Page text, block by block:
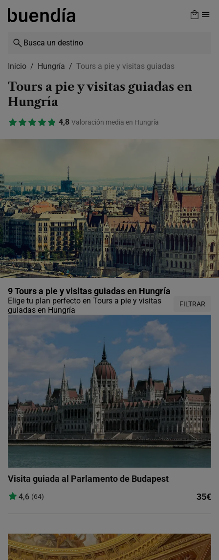
Skip
content
Inicio Hungría Tours a pie y visitas guiadas
Tours a pie y visitas guiadas en
Hungría
4,8 Valoración media en Hungría
9 Tours a pie y visitas guiadas en Hungría
Elige tu plan perfecto en Tours a pie y visitas
guiadas en Hungría
FILTRAR
Visita guiada al Parlamento de Budapest
4,6 (64) 35€